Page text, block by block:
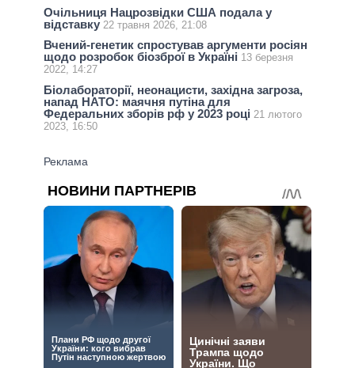
Очільниця Нацрозвідки США подала у
відставку 22 травня 2026, 21:08
Вчений-генетик спростував аргументи росіян
щодо розробок біозброї в Україні 13 березня
2022, 14:27
Біолабораторії, неонацисти, західна загроза,
напад НАТО: маячня путіна для
Федеральних зборів рф у 2023 році 21 лютого
2023, 16:50